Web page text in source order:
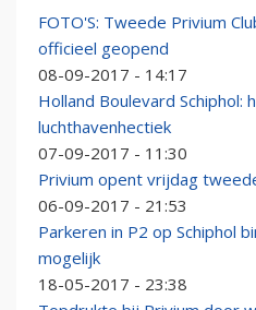
FOTO'S: Tweede Privium
officieel geopend
08-09-2017 - 14:17
Holland Boulevard Schiphol:
luchthavenhectiek
07-09-2017 - 11:30
Privium opent vrijdag
06-09-2017 - 21:53
Parkeren in P2 op Schiphol
mogelijk
18-05-2017 - 23:38